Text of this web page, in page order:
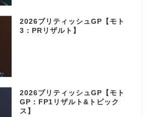
2026ブリティッシュGP【モト
3：PRリザルト】
2026ブリティッシュGP【モト
GP：FP1リザルト&トピック
ス】